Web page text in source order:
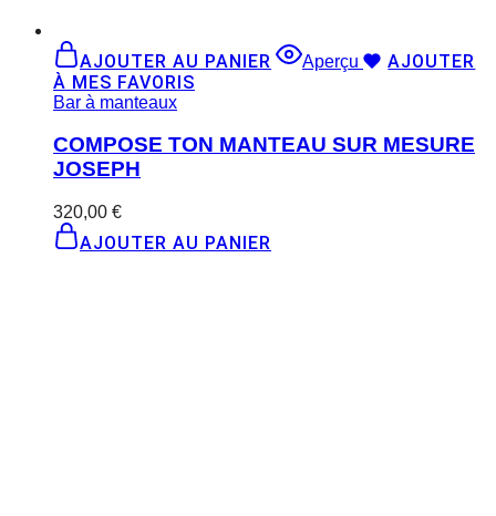
AJOUTER AU PANIER Aperçu
AJOUTER
À MES FAVORIS
Bar à manteaux
COMPOSE TON MANTEAU SUR MESURE
JOSEPH
320,00 €
AJOUTER AU PANIER